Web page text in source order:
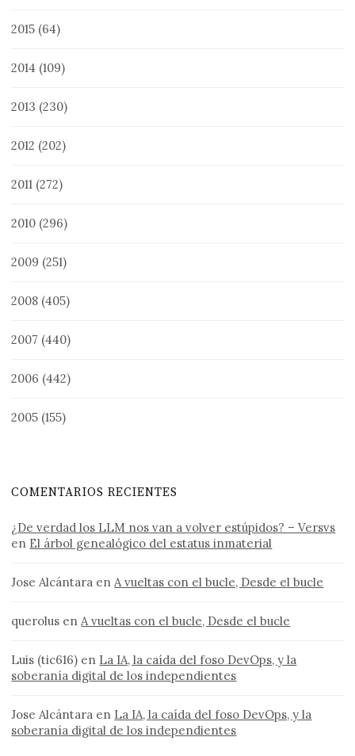
2015 (64)
2014 (109)
2013 (230)
2012 (202)
2011 (272)
2010 (296)
2009 (251)
2008 (405)
2007 (440)
2006 (442)
2005 (155)
COMENTARIOS RECIENTES
¿De verdad los LLM nos van a volver estúpidos? – Versvs
en El árbol genealógico del estatus inmaterial
Jose Alcántara enA vueltas con el bucle, Desde el bucle
querolus enA vueltas con el bucle, Desde el bucle
Luis (tic616) en La IA, la caída del foso DevOps, y la
soberanía digital de los independientes
Jose Alcántara en La IA, la caída del foso DevOps, y la
soberanía digital de los independientes